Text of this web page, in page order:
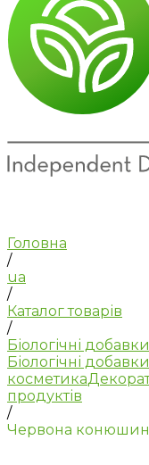
Головна
/
ua
/
Каталог товарів
/
Біологічні
Біологічні
косметика
продуктів
/
Червона